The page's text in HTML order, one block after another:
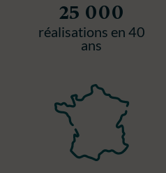
25 000
réalisations en 40
ans